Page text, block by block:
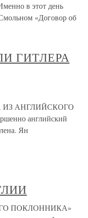
в этот день
«Договор об
ГИТЛЕРА
ИЗ АНГЛИЙСКОГО
английский
Ян
ПОКЛОННИКА»